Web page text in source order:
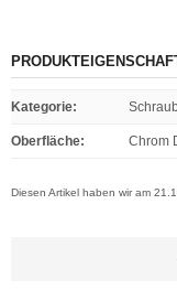
Kategorie:
Oberfläche: Chrom
Diesen Artikel haben wir am